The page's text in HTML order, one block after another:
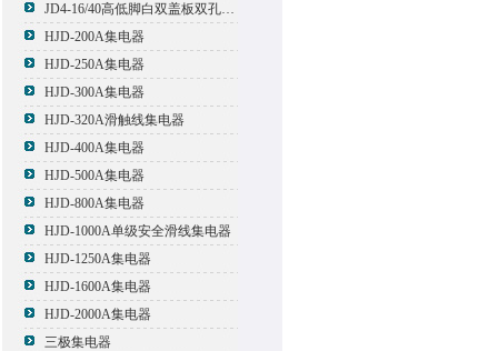
JD4-16/40高低脚白双盖板双孔集电器
HJD-200A集电器
HJD-250A集电器
HJD-300A集电器
HJD-320A滑触线集电器
HJD-400A集电器
HJD-500A集电器
HJD-800A集电器
HJD-1000A单级安全滑线集电器
HJD-1250A集电器
HJD-1600A集电器
HJD-2000A集电器
三极集电器